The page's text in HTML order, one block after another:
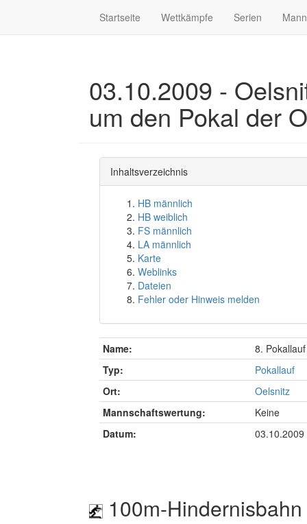
Startseite Wettkämpfe Serien
03.10.2009 -
um den Pokal der
Inhaltsverzeichnis
HB männlich
HB weiblich
FS männlich
LA männlich
Karte
Weblinks
Dateien
Fehler oder Hinweis melden
Name:
8.
Typ:
Pokallauf
Ort:
Oelsnitz
Mannschaftswertung:
Keine
Datum:
03.10.2009
100m-